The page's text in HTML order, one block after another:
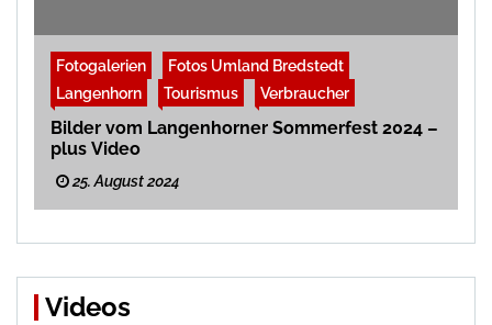
Fotogalerien
Fotos Umland Bredstedt
Langenhorn
Tourismus Verbraucher
Bilder vom Langenhorner Sommerfest 2024 –
plus Video
25. August 2024
Videos